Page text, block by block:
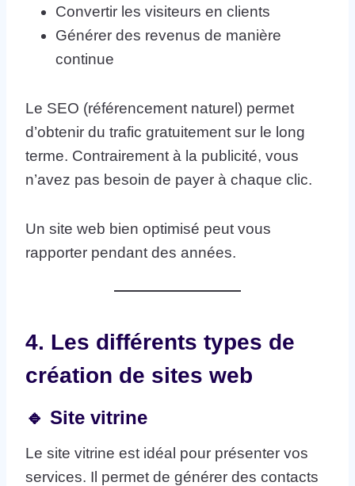
Convertir les visiteurs en clients
Générer des revenus de manière
continue
Le SEO (référencement naturel) permet
d’obtenir du trafic gratuitement sur le long
terme. Contrairement à la publicité, vous
n’avez pas besoin de payer à chaque clic.
Un site web bien optimisé peut vous
rapporter pendant des années.
4. Les différents types de
création de sites web
🔹 Site vitrine
Le site vitrine est idéal pour présenter vos
services. Il permet de générer des contacts